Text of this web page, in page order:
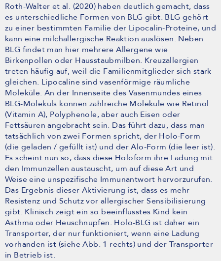
Roth-Walter et al. (2020) haben deutlich gemacht, dass
es unterschiedliche Formen von BLG gibt. BLG gehört
zu einer bestimmten Familie der Lipocalin-Proteine, und
kann eine milchallergische Reaktion auslösen. Neben
BLG findet man hier mehrere Allergene wie
Birkenpollen oder Hausstaubmilben. Kreuzallergien
treten häufig auf, weil die Familienmitglieder sich stark
gleichen. Lipocaline sind vasenförmige räumliche
Moleküle. An der Innenseite des Vasenmundes eines
BLG-Moleküls können zahlreiche Moleküle wie Retinol
(Vitamin A), Polyphenole, aber auch Eisen oder
Fettsäuren angebracht sein. Das führt dazu, dass man
tatsächlich von zwei Formen spricht, der Holo-Form
(die geladen / gefüllt ist) und der Alo-Form (die leer ist).
Es scheint nun so, dass diese Holoform ihre Ladung mit
den Immunzellen austauscht, um auf diese Art und
Weise eine unspezifische Immunantwort hervorzurufen.
Das Ergebnis dieser Aktivierung ist, dass es mehr
Resistenz und Schutz vor allergischer Sensibilisierung
gibt. Klinisch zeigt ein so beeinflusstes Kind kein
Asthma oder Heuschnupfen. Holo-BLG ist daher ein
Transporter, der nur funktioniert, wenn eine Ladung
vorhanden ist (siehe Abb. 1 rechts) und der Transporter
in Betrieb ist.